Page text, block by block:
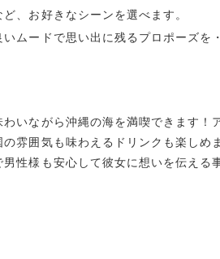
、お好きなシーンを選べます。
ムードで思い出に残るプロポーズを
いながら沖縄の海を満喫できます！
雰囲気も味わえるドリンクも楽しめ
性様も安心して彼女に想いを伝える